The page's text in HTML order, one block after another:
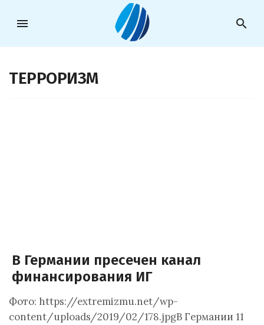
menu search
ТЕРРОРИЗМ
В Германии пресечен канал
финансирования ИГ
Фото: https://extremizmu.net/wp-
content/uploads/2019/02/178.jpgВ Германии 11